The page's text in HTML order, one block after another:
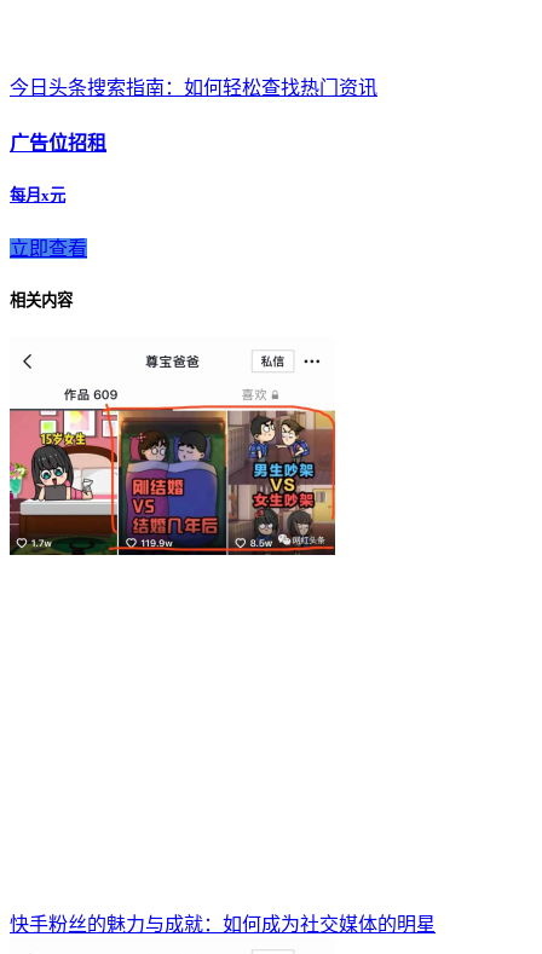
今日头条搜索指南：如何轻松查找热门资讯
广告位招租
每月x元
立即查看
相关内容
快手粉丝的魅力与成就：如何成为社交媒体的明星